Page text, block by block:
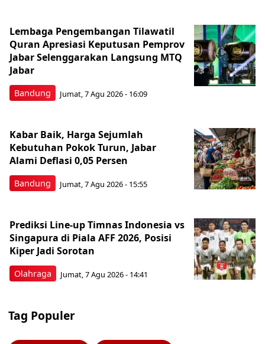
Bandung
Lembaga Pengembangan Tilawatil
Quran Apresiasi Keputusan Pemprov
Jabar Selenggarakan Langsung MTQ
Jabar
Jumat, 7 Agu 2026 - 16:09
Bandung
Kabar Baik, Harga Sejumlah
Kebutuhan Pokok Turun, Jabar
Alami Deflasi 0,05 Persen
Jumat, 7 Agu 2026 - 15:55
Olahraga
Prediksi Line-up Timnas Indonesia vs
Singapura di Piala AFF 2026, Posisi
Kiper Jadi Sorotan
Jumat, 7 Agu 2026 - 14:41
Tag Populer